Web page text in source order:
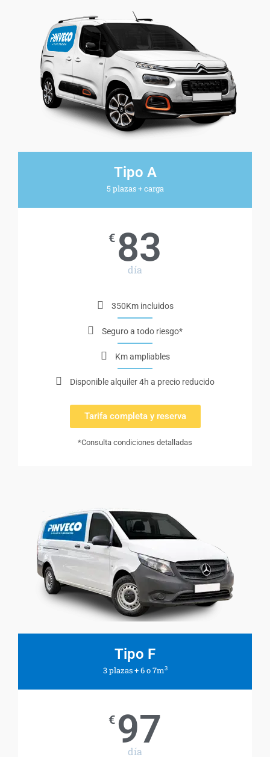
Tipo A
5 plazas + carga
€ 83
día
350Km incluidos
Seguro a todo riesgo*
Km ampliables
Disponible alquiler 4h a precio reducido
Tarifa completa y reserva
*Consulta condiciones detalladas
Tipo F
3 plazas + 6 o 7m3
€ 97
día